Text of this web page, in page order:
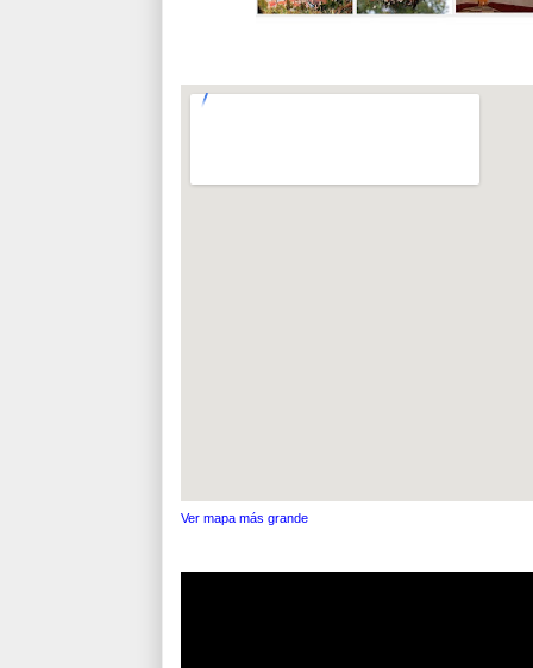
Ver mapa más grande